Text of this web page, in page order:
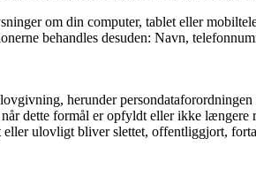
om din computer, tablet eller
behandles desuden: Navn,
herunder persondataforordningen
dette formål er opfyldt eller ikke længere
ulovligt bliver slettet, offentliggjort,